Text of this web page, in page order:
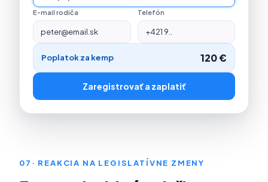
E-mail rodiča
peter@email.sk
Telefón
+421 9..
Poplatok za kemp 120 €
Zaregistrovať a zaplatiť
07 · REAKCIA NA LEGISLATÍVNE ZMENY